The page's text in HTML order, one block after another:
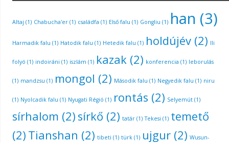
Altaj (1) Chabucha'er(1) családfa (1) Első falu (1) Gongliu (1) han (3)
Harmadik falu (1) Hatodik falu (1) Hetedik falu (1) holdújév(2) Ili
folyó (1) indoiráni (1) iszlám (1) kazak(2) konferencia (1) leborulás
(1) mandzsu (1) mongol (2) Második falu (1) Negyedik falu (1) niru
(1) Nyolcadik falu (1) Nyugati Régió (1) rontás (2) Selyemút(1)
sírhalom (2) sírkő (2) tatár(1) Tekesi (1) temető
(2) Tianshan (2) tibeti (1) türk(1) ujgur(2) Wusun-